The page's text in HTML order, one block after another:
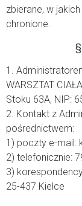
zbierane, w
chronione.
1.
WARSZTAT
Stoku 63A, NIP:
2. Kontakt z
pośrednictwem:
1) poczty e-mail:
2) telefonicznie:
3)
25-437 Kielce